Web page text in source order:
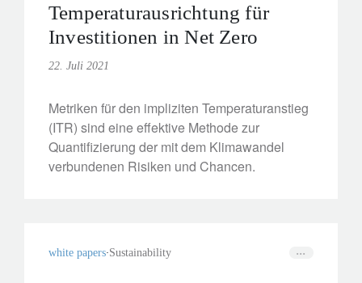
Temperaturausrichtung für
Investitionen in Net Zero
22. Juli 2021
Metriken für den impliziten Temperaturanstieg
(ITR) sind eine effektive Methode zur
Quantifizierung der mit dem Klimawandel
verbundenen Risiken und Chancen.
white papers Sustainability